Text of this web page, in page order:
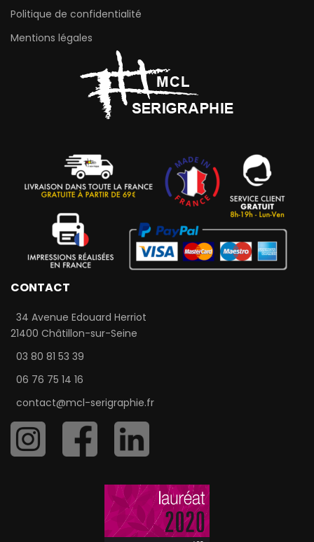
Politique de confidentialité
Mentions légales
CONTACT
34 Avenue Edouard Herriot
21400 Châtillon-sur-Seine
03 80 81 53 39
06 76 75 14 16
contact@mcl-serigraphie.fr